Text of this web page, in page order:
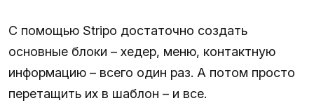
С помощью Stripo достаточно создать
основные блоки – хедер, меню, контактную
информацию – всего один раз. А потом просто
перетащить их в шаблон – и все.